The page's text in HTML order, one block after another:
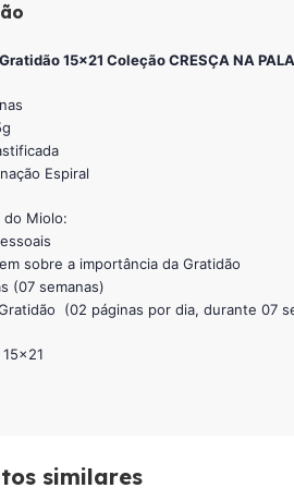
15x21 Coleção CRESÇA NA
Espiral
do Miolo:
sobre a importância da Gratidão
(07 semanas)
(02 páginas por dia, durante 07
similares